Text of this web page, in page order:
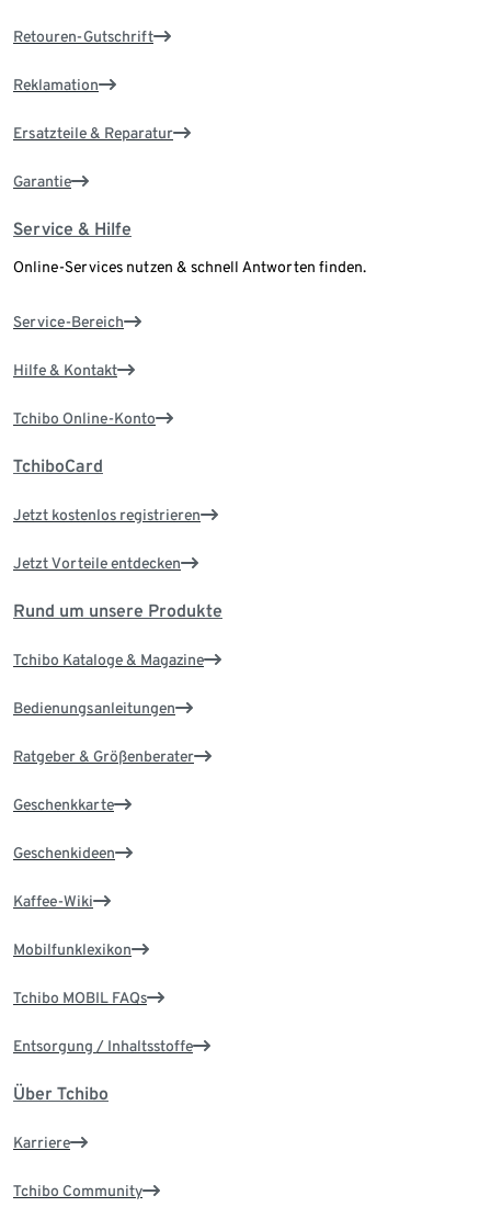
Retouren-Gutschrift
Reklamation
Ersatzteile & Reparatur
Garantie
Service & Hilfe
Online-Services nutzen & schnell Antworten finden.
Service-Bereich
Hilfe & Kontakt
Tchibo Online-Konto
TchiboCard
Jetzt kostenlos registrieren
Jetzt Vorteile entdecken
Rund um unsere Produkte
Tchibo Kataloge & Magazine
Bedienungsanleitungen
Ratgeber & Größenberater
Geschenkkarte
Geschenkideen
Kaffee-Wiki
Mobilfunklexikon
Tchibo MOBIL FAQs
Entsorgung / Inhaltsstoffe
Über Tchibo
Karriere
Tchibo Community